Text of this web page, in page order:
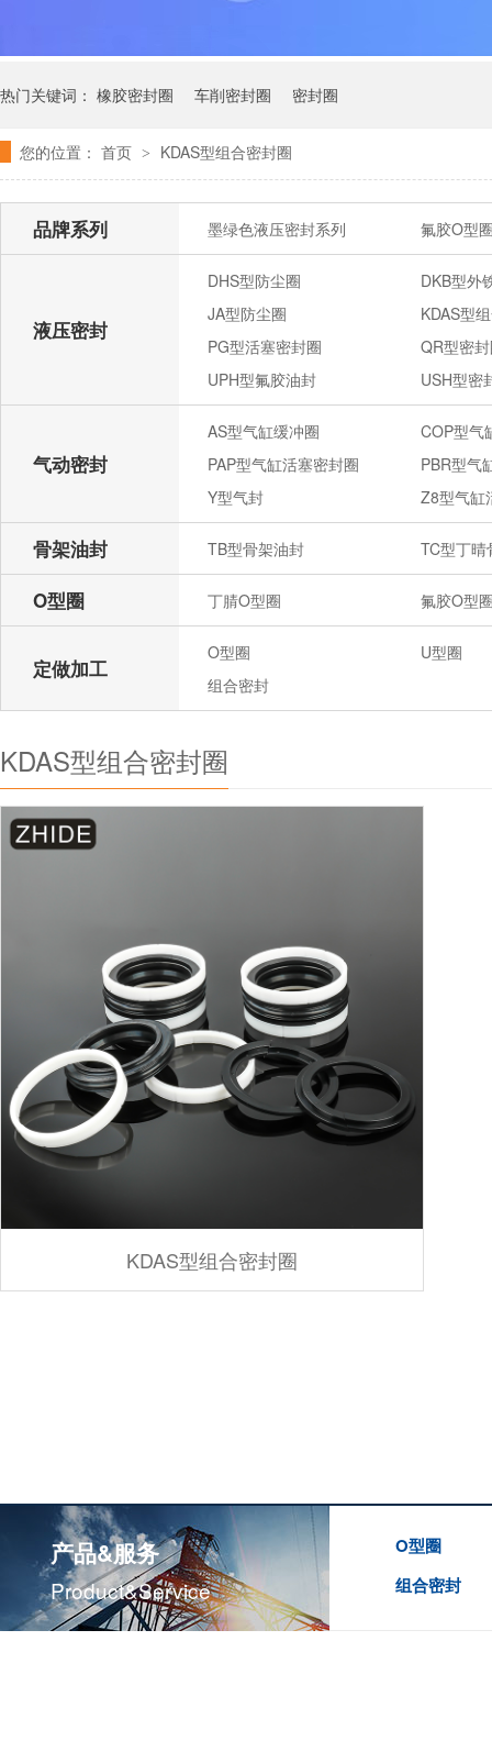
热门关键词： 橡胶密封圈 车削密封圈 密封圈
您的位置： 首页 > KDAS型组合密封圈
品牌系列 墨绿色液压密封系列 氟胶O型
液压密封
DHS型防尘圈
DKB型外
JA型防尘圈
KDAS型
PG型活塞密封圈
QR型密
UPH型氟胶油封
USH型密
气动密封
AS型气缸缓冲圈
COP型气
PAP型气缸活塞密封圈
PBR型气
Y型气封
Z8型气缸
骨架油封 TB型骨架油封 TC型丁晴
O型圈 丁腈O型圈 氟胶O型
定做加工
O型圈
U型圈
组合密封
KDAS型组合密封圈
KDAS型组合密封圈
产品&服务
Product&service
O型圈
组合密封